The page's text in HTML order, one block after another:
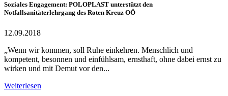
Soziales Engagement: POLOPLAST unterstützt den
Notfallsanitäterlehrgang des Roten Kreuz OÖ
12.09.2018
„Wenn wir kommen, soll Ruhe einkehren. Menschlich und
kompetent, besonnen und einfühlsam, ernsthaft, ohne dabei ernst zu
wirken und mit Demut vor den...
Weiterlesen